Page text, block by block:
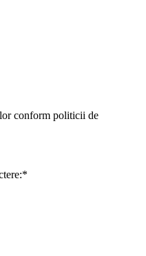
conform politicii de
*